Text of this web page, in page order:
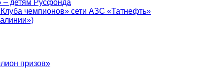
– детям Русфонда
чемпионов» сети АЗС «Татнефть»
призов»